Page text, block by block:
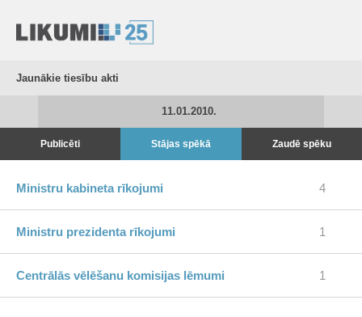
Jaunākie tiesību akti
11.01.2010.
Publicēti Stājas spēkā Zaudē spēku
Ministru kabineta rīkojumi 4
Ministru prezidenta rīkojumi 1
Centrālās vēlēšanu komisijas lēmumi 1